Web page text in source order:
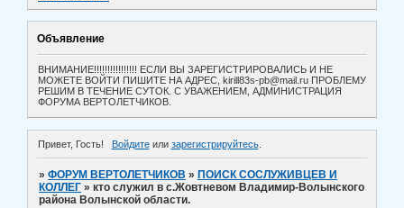
Объявление
ВНИМАНИЕ!!!!!!!!!!!!!!!! ЕСЛИ ВЫ ЗАРЕГИСТРИРОВАЛИСЬ И НЕ
МОЖЕТЕ ВОЙТИ ПИШИТЕ НА АДРЕС, kirill83s-pb@mail.ru ПРОБЛЕМУ
РЕШИМ В ТЕЧЕНИЕ СУТОК. С УВАЖЕНИЕМ, АДМИНИСТРАЦИЯ
ФОРУМА ВЕРТОЛЕТЧИКОВ.
Привет, Гость! Войдитеили зарегистрируйтесь.
»ФОРУМ ВЕРТОЛЕТЧИКОВ » ПОИСК СОСЛУЖИВЦЕВ И
КОЛЛЕГ »кто служил в с.Жовтневом Владимир-Волынского
района Волынской области.